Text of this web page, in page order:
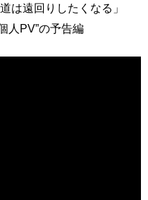
は遠回りしたくなる」
人PV”の予告編